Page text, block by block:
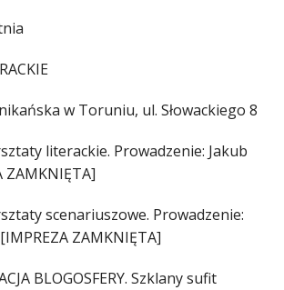
w Toruniu, ul. Słowackiego 8
literackie. Prowadzenie: Jakub
ZAMKNIĘTA]
scenariuszowe. Prowadzenie:
ZAMKNIĘTA]
BLOGOSFERY. Szklany sufit